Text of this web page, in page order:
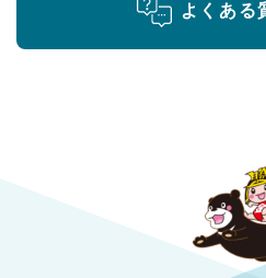
よくある